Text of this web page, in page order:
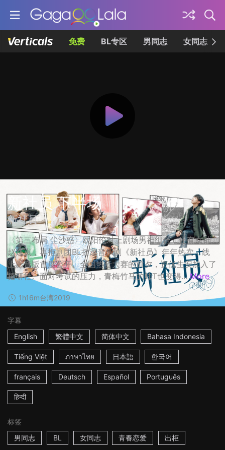
免费 BL专区 男同志 女同志
新社员 下半场
新社員
〈第三布局 尘沙惑〉欧阳伦对上剧场男神组合，还有女神
赵逸岚，再拒剧团BL摇滚音乐剧《新社员》年年热卖，线
上影音版首度公开。全国热音大赛的前夕，资优生安加入了
摇研社。面对考试的压力，青梅竹马的帅T也变得... More
1h16m台湾2019
字幕
English
繁體中文 简体中文 Bahasa Indonesia
Tiếng Việt ภาษาไทย 日本語 한국어
français Deutsch Español Português
हिन्दी
标签
男同志
BL 女同志 青春恋爱 出柜